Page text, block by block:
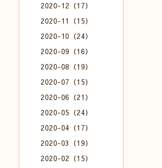
2020-12（17）
2020-11（15）
2020-10（24）
2020-09（16）
2020-08（19）
2020-07（15）
2020-06（21）
2020-05（24）
2020-04（17）
2020-03（19）
2020-02（15）